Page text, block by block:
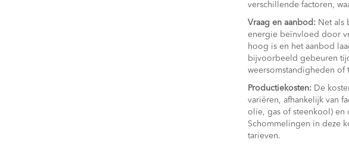
verschillende factoren,
Vraag en aanbod: Net als
energie beïnvloed door
hoog is en het aanbod
bijvoorbeeld gebeuren
weersomstandigheden of
Productiekosten: De
variëren, afhankelijk van
olie, gas of steenkool) en
Schommelingen in deze
tarieven.